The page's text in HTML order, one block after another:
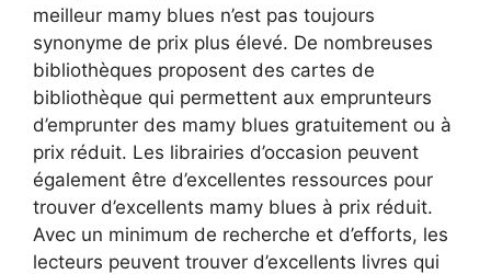
meilleur mamy blues n’est pas toujours
synonyme de prix plus élevé. De nombreuses
bibliothèques proposent des cartes de
bibliothèque qui permettent aux emprunteurs
d’emprunter des mamy blues gratuitement ou à
prix réduit. Les librairies d’occasion peuvent
également être d’excellentes ressources pour
trouver d’excellents mamy blues à prix réduit.
Avec un minimum de recherche et d’efforts, les
lecteurs peuvent trouver d’excellents livres qui